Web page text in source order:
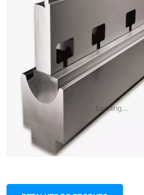
Loading...
ou molde de ferramentas
prensa de bom preço
Sistema de Ferramentas: Sistema
Ângulo: 28°
Raio: R0,6mm
Altura efetiva: 128 mm
Carga máxima: 800kN/m
Material: 42CrMo4
Comprimento e peso: 835mm/17,3kg